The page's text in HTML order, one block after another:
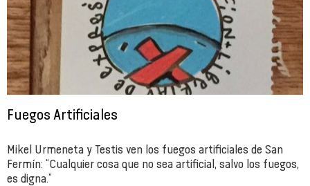
Fuegos Artificiales
Mikel Urmeneta y Testis ven los fuegos artificiales de San
Fermín: “Cualquier cosa que no sea artificial, salvo los fuegos,
es digna.”